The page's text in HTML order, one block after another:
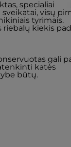
specialiai
visų
tyrimais.
riebalų kiekis
gali
katės
būtų.